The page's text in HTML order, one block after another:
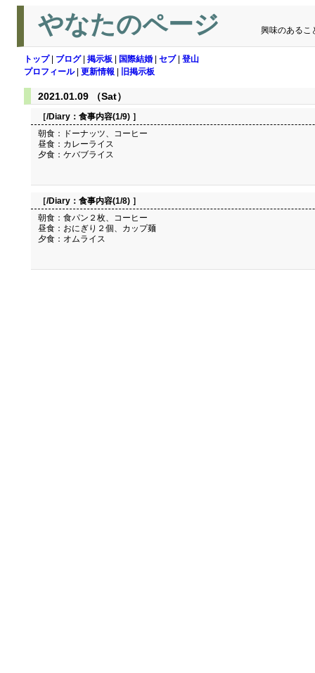
やなたのページ 興味のあるこ
トップ| ブログ| 掲示板 国際結婚 セブ| 登山
プロフィール| 更新情報 旧掲示板
2021.01.09 （Sat）
［/Diary： 食事内容(1/9) ］
朝食：ドーナッツ、コーヒー
昼食：カレーライス
夕食：ケバブライス
［/Diary： 食事内容(1/8) ］
朝食：食パン２枚、コーヒー
昼食：おにぎり２個、カップ麺
夕食：オムライス